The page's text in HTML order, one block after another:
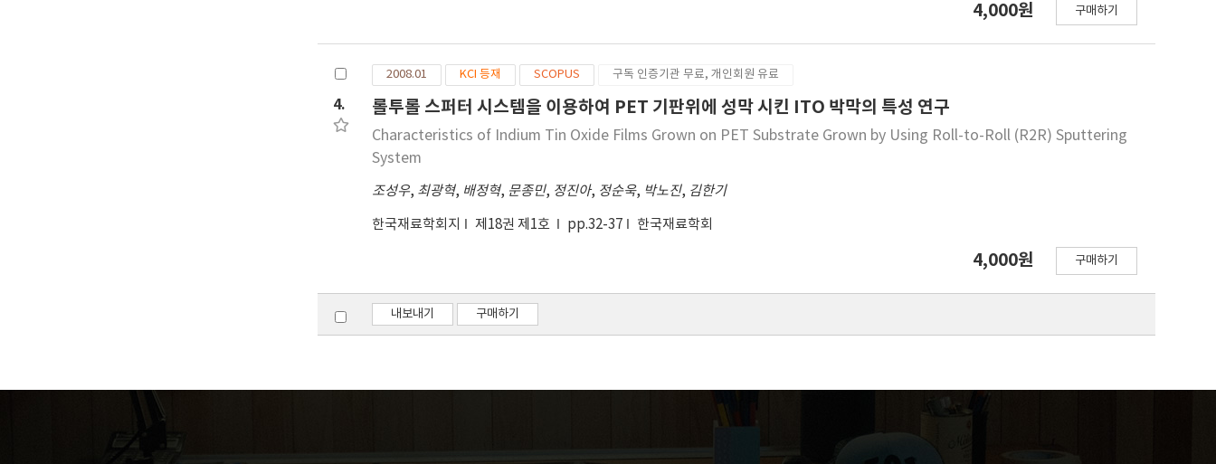
power due to the high transparency of the TiO2. Although the annealed TITO showed much lower sheet resistance
anatase TiO2 in the ITO electrode prevented the preferred (222) orientation of the TITO electrodes. Although the
TITO electrode showed higher sheet resistance and resistivity than that of the pure ITO electrode, it offers a very
conducting electrode for cost-efficient flat panel displays and photovoltatics.
4,000원 구매하기
4.
2008.01 KCI 등재 SCOPUS 구독 인증기관 무료, 개인회원 유료
롤투롤 스퍼터 시스템을 이용하여 PET 기판위에 성막 시킨 ITO 박막의 특성 연구
Characteristics of Indium Tin Oxide Films Grown on PET Substrate Grown by Using Roll-to-Roll (R2R) Sputtering
System
조성우, 최광혁, 배정혁, 문종민, 정진아, 정순욱, 박노진, 김한기
한국재료학회지 제18권 제1호 pp.32-37 한국재료학회
4,000원 구매하기
내보내기 구매하기